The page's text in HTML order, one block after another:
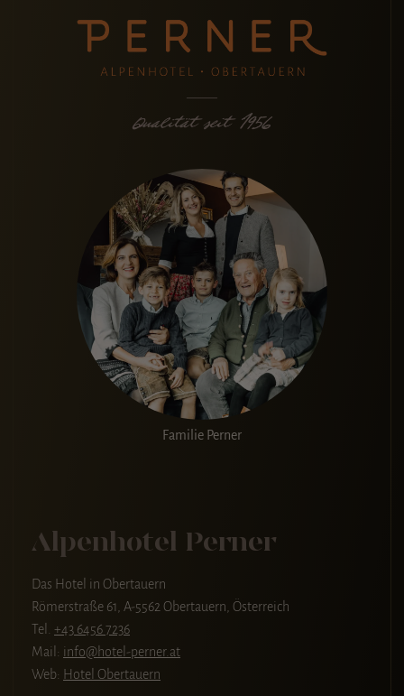
Familie Perner
Alpenhotel Perner
Das Hotel in Obertauern
Römerstraße 61, A-5562 Obertauern, Österreich
Tel. +43 6456 7236
Mail: info@hotel-perner.at
Web: Hotel Obertauern